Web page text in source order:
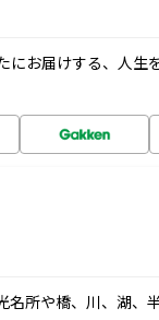
にお届けする、人生
名所や橋、川、湖、